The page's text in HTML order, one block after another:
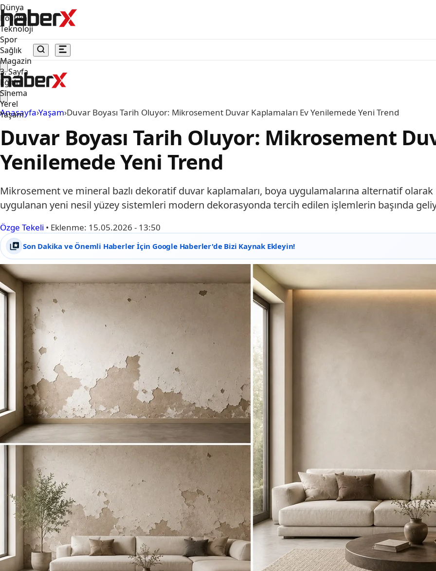
Dünya
Politika
Teknoloji
Spor
Sağlık
Magazin
3. Sayfa
Eğitim
Sinema
Yerel
Yaşam
Anasayfa›Yaşam›Duvar Boyası Tarih Oluyor: Mikrosement Duvar Kaplamaları Ev Yenilemede Yeni Trend
Duvar Boyası Tarih Oluyor: Mikrosement
Yenilemede Yeni Trend
Mikrosement ve mineral bazlı dekoratif duvar kaplamaları, boya uygulamalarına alternatif olarak
uygulanan yeni nesil yüzey sistemleri modern dekorasyonda tercih edilen işlemlerin başında
Özge Tekeli • Eklenme: 15.05.2026 - 13:50
Son Dakika ve Önemli Haberler İçin Google Haberler'de Bizi Kaynak Ekleyin!